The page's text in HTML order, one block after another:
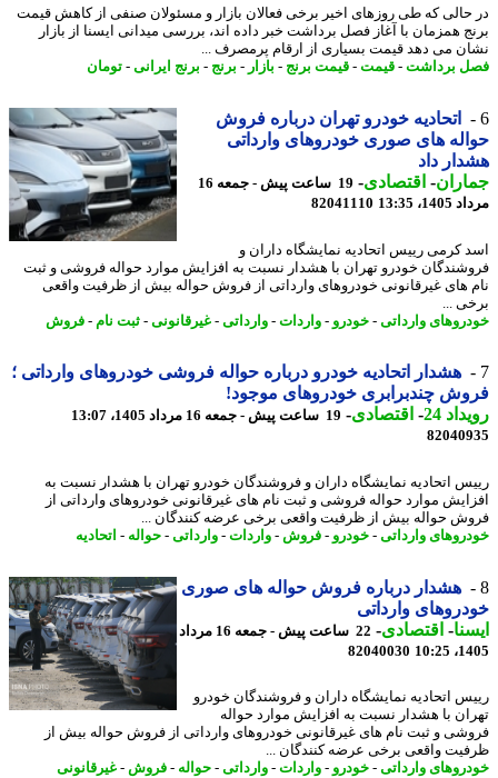
که طی روزهای اخیر برخی فعالان بازار و مسئولان صنفی از کاهش قیمت
همزمان با آغاز فصل برداشت خبر داده اند، بررسی میدانی ایسنا از بازار
می دهد قیمت بسیاری از ارقام پرمصرف ...
برداشت -قیمت-قیمت برنج - بازار - برنج - برنج ایرانی- تومان
اتحادیه خودرو تهران درباره فروش
های صوری خودروهای وارداتی
داد
- اقتصادی-
19 ساعت پیش - جمعه 16
13:35
82041110
کرمی رییس اتحادیه نمایشگاه داران و
خودرو تهران با هشدار نسبت به افزایش موارد حواله فروشی و ثبت
های غیرقانونی خودروهای وارداتی از فروش حواله بیش از ظرفیت واقعی
...
وارداتی-خودرو-واردات - وارداتی-غیرقانونی-ثبت نام-فروش
هشدار اتحادیه خودرو درباره حواله فروشی خودروهای وارداتی ؛
چندبرابری خودروهای موجود!
24
-اقتصادی-19 ساعت پیش - جمعه 16 مرداد 1405، 13:07
اتحادیه نمایشگاه داران و فروشندگان خودرو تهران با هشدار نسبت به
موارد حواله فروشی و ثبت نام های غیرقانونی خودروهای وارداتی از
حواله بیش از ظرفیت واقعی برخی عرضه کنندگان ...
وارداتی-خودرو-فروش -واردات - وارداتی-حواله- اتحادیه
هشدار درباره فروش حواله های صوری
وارداتی
-اقتصادی-
22 ساعت پیش - جمعه 16 مرداد
82040030
اتحادیه نمایشگاه داران و فروشندگان خودرو
با هشدار نسبت به افزایش موارد حواله
و ثبت نام های غیرقانونی خودروهای وارداتی از فروش حواله بیش از
واقعی برخی عرضه کنندگان ...
وارداتی-خودرو-واردات - وارداتی-حواله- فروش -غیرقانونی